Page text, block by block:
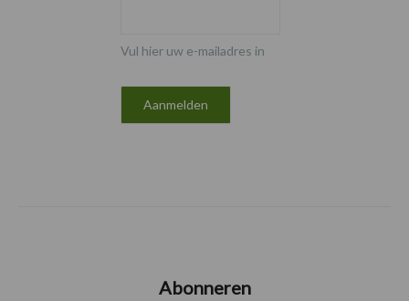
Vul hier uw e-mailadres in
Abonneren